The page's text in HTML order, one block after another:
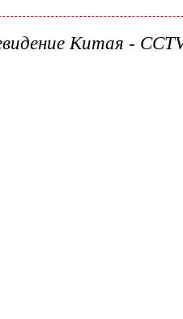
Китая -